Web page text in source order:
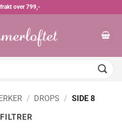
over 799,-
/ DROPS / SIDE 8
FILTRER